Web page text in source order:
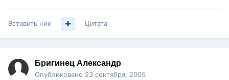
Вставить ник Цитата
Бригинец Александр
Опубликовано 23 сентября, 2005